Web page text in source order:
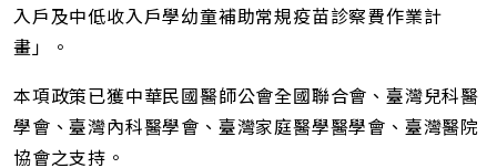
入戶及中低收入戶學幼童補助常規疫苗診察費作業計
畫」。
本項政策已獲中華民國醫師公會全國聯合會、臺灣兒科醫
學會、臺灣內科醫學會、臺灣家庭醫學醫學會、臺灣醫院
協會之支持。